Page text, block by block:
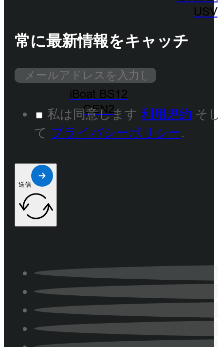
iBoat BS12
GEN2
USV
常に最新情報をキャッチ
私は同意します利用規約 そ
て プライバシーポリシー.
送信